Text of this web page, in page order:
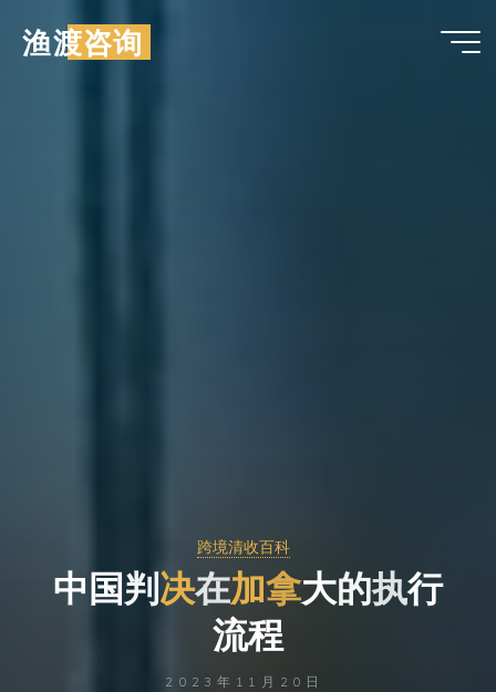
渔渡咨询
跨境清收百科
中国判决在加拿大的执行
流程
2023年11月20日